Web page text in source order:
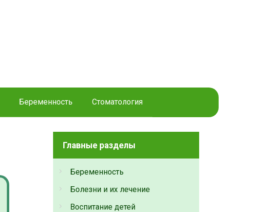
Беременность Стоматология
Главные разделы
Беременность
Болезни и их лечение
Воспитание детей